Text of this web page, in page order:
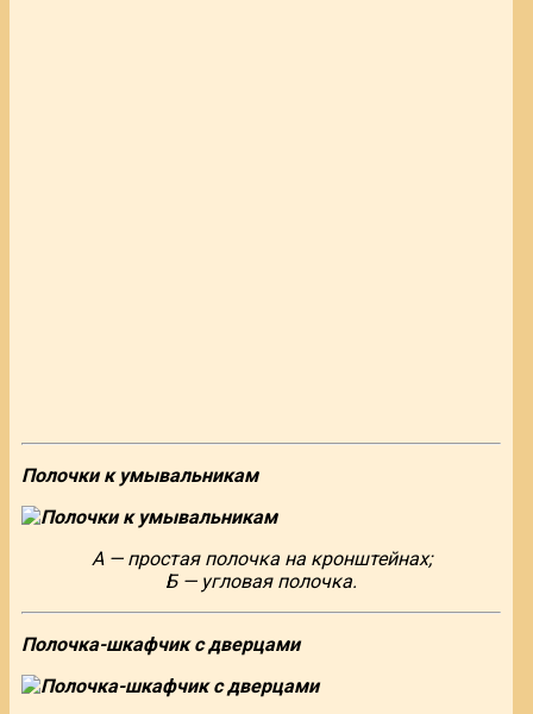
Полочки к умывальникам
А — простая полочка на кронштейнах;
Б — угловая полочка.
Полочка-шкафчик с дверцами